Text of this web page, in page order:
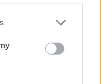
or more Google
You may click to
party tags to
in below Google